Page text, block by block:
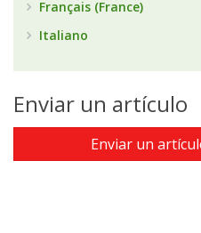
Français (France)
Italiano
Enviar un artículo
Enviar un